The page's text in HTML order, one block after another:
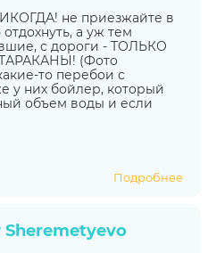
не приезжайте в
а уж тем
с дороги - ТОЛЬКО
(Фото
то перебои с
у них бойлер, который
объем воды и если
Подробнее